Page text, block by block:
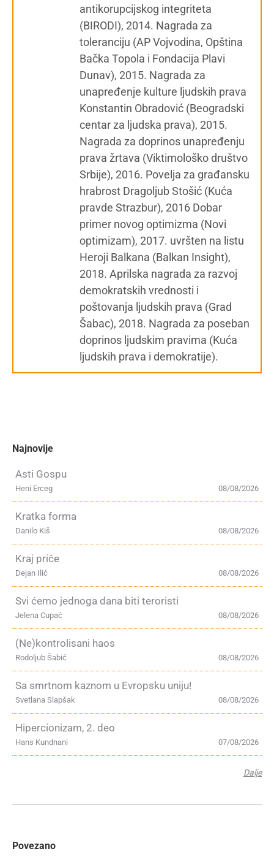
antikorupcijskog integriteta
(BIRODI), 2014. Nagrada za
toleranciju (AP Vojvodina, Opština
Bačka Topola i Fondacija Plavi
Dunav), 2015. Nagrada za
unapređenje kulture ljudskih prava
Konstantin Obradović (Beogradski
centar za ljudska prava), 2015.
Nagrada za doprinos unapređenju
prava žrtava (Viktimološko društvo
Srbije), 2016. Povelja za građansku
hrabrost Dragoljub Stošić (Kuća
pravde Strazbur), 2016 Dobar
primer novog optimizma (Novi
optimizam), 2017. uvršten na listu
Heroji Balkana (Balkan Insight),
2018. Aprilska nagrada za razvoj
demokratskih vrednosti i
poštovanja ljudskih prava (Grad
Šabac), 2018. Nagrada za poseban
doprinos ljudskim pravima (Kuća
ljudskih prava i demokratije).
Najnovije
Asti Gospu
08/08/2026
Heni Erceg
Kratka forma
08/08/2026
Danilo Kiš
Kraj priče
08/08/2026
Dejan Ilić
Svi ćemo jednoga dana biti teroristi
08/08/2026
Jelena Cupać
(Ne)kontrolisani haos
08/08/2026
Rodoljub Šabić
Sa smrtnom kaznom u Evropsku uniju!
08/08/2026
Svetlana Slapšak
Hipercionizam, 2. deo
07/08/2026
Hans Kundnani
Dalje
Povezano